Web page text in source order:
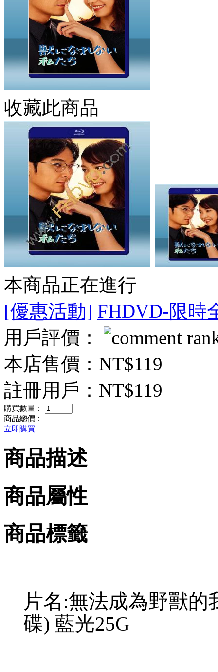
收藏此商品
本商品正在進行
[優惠活動] FHDVD-限時
用戶評價：
本店售價： NT$119
註冊用戶： NT$119
購買數量：
商品總價：
立即購買
商品描述
商品屬性
商品標籤
片名:無法成為野獸的
碟) 藍光25G